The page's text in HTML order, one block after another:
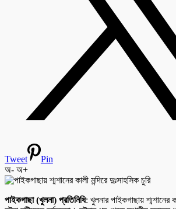
Tweet
Pin
অ- অ+
পাইকগাছা (খুলনা) প্রতিনিধি: খুলনার পাইকগাছায় শ্মশানের